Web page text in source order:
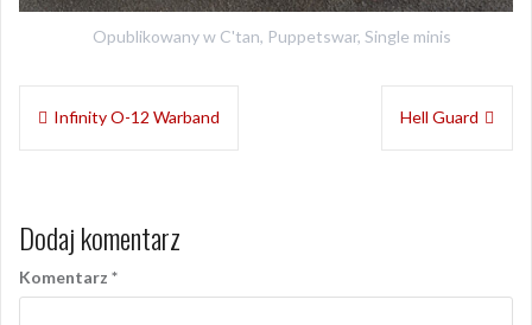
Opublikowany w C'tan, Puppetswar, Single minis
Nawigacja
Infinity O-12 Warband Hell Guard
Dodaj komentarz
Komentarz *